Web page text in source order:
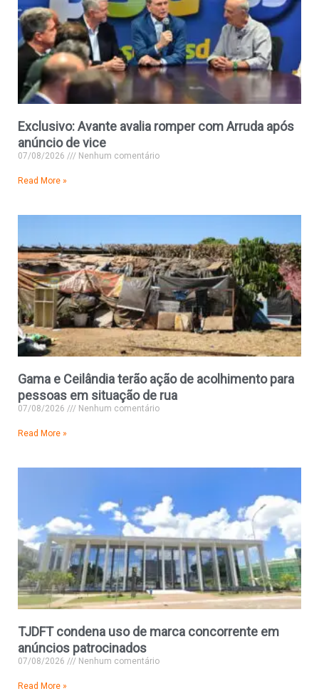
Exclusivo: Avante avalia romper com Arruda após
anúncio de vice
07/08/2026 Nenhum comentário
Read More »
Gama e Ceilândia terão ação de acolhimento para
pessoas em situação de rua
07/08/2026 Nenhum comentário
Read More »
TJDFT condena uso de marca concorrente em
anúncios patrocinados
07/08/2026 Nenhum comentário
Read More »